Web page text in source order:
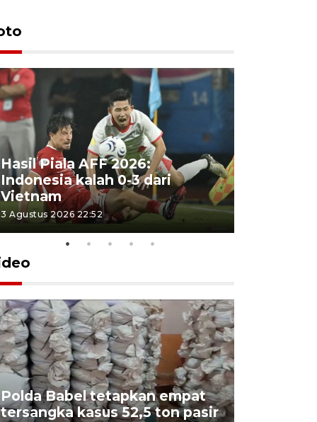
Hasil Piala AFF 2026:
Indonesia kalah 0-3 dari
Vietnam
3 Agustus 2026 22:52
Polda Babel tetapkan empat
tersangka kasus 52,5 ton pasir